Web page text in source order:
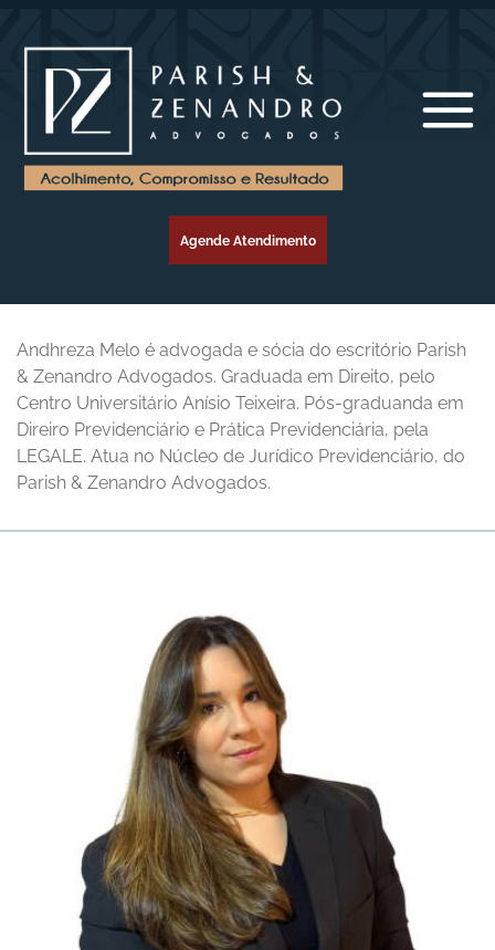
Agende Atendimento
Andhreza Melo é advogada e sócia do escritório Parish
& Zenandro Advogados. Graduada em Direito, pelo
Centro Universitário Anísio Teixeira. Pós-graduanda em
Direiro Previdenciário e Prática Previdenciária, pela
LEGALE. Atua no Núcleo de Jurídico Previdenciário, do
Parish & Zenandro Advogados.